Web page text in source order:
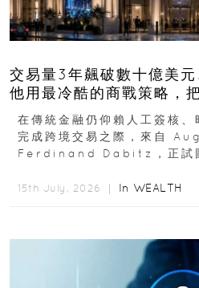
交易量3年飆破數十億美元
他用最冷酷的商戰策略，
成百億金庫
在傳統金融仍仰賴人工簽核、
完成跨境交易之際，來自
Ferdinand Dabitz，正試
15th July, 2026 ｜ In WEALTH